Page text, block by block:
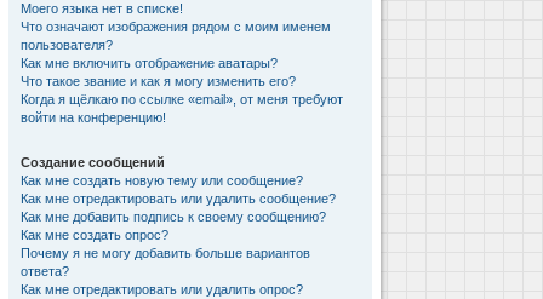
Моего языка нет в списке!
Что означают изображения рядом с моим именем
пользователя?
Как мне включить отображение аватары?
Что такое звание и как я могу изменить его?
Когда я щёлкаю по ссылке «email», от меня требуют
войти на конференцию!
Создание сообщений
Как мне создать новую тему или сообщение?
Как мне отредактировать или удалить сообщение?
Как мне добавить подпись к своему сообщению?
Как мне создать опрос?
Почему я не могу добавить больше вариантов
ответа?
Как мне отредактировать или удалить опрос?